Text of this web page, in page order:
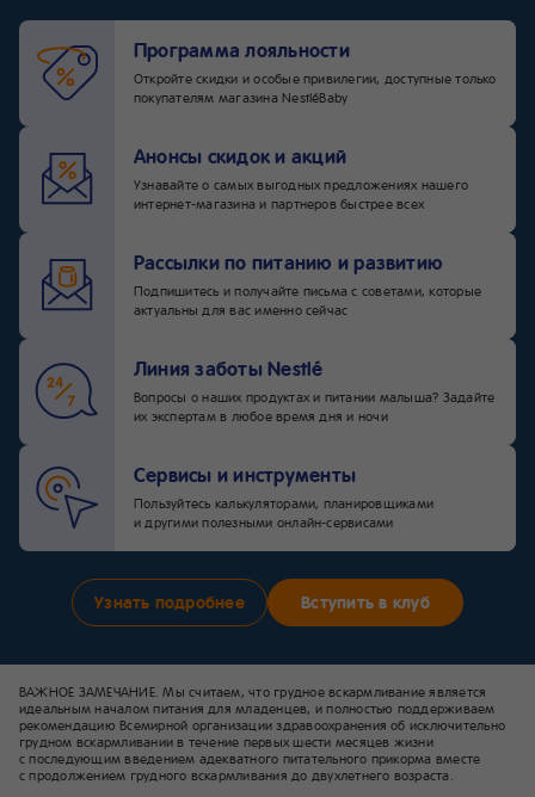
Программа лояльности
Откройте скидки и особые привилегии, доступные только
покупателям магазина NestléBaby
Анонсы скидок и акций
Узнавайте о самых выгодных предложениях нашего
интернет-магазина и партнеров быстрее всех
Рассылки по питанию и развитию
Подпишитесь и получайте письма с советами, которые
актуальны для вас именно сейчас
Линия заботы Nestlé
Вопросы о наших продуктах и питании малыша? Задайте
их экспертам в любое время дня и ночи
Сервисы и инструменты
Пользуйтесь калькуляторами, планировщиками
и другими полезными онлайн-сервисами
Узнать подробнее Вступить в клуб
ВАЖНОЕ ЗАМЕЧАНИЕ. Мы считаем, что грудное вскармливание является
идеальным началом питания для младенцев, и полностью поддерживаем
рекомендацию Всемирной организации здравоохранения об исключительно
грудном вскармливании в течение первых шести месяцев жизни
с последующим введением адекватного питательного прикорма вместе
с продолжением грудного вскармливания до двухлетнего возраста.